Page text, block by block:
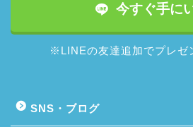
今すぐ手に
※LINEの友達追加でプレゼ
SNS・ブログ